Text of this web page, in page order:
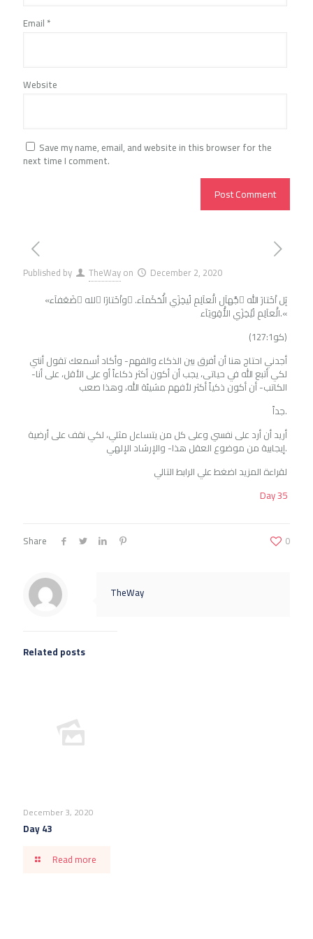
Email *
Website
Save my name, email, and website in this browser for the
next time I comment.
Published by TheWayon
December 2, 2020
«بَِل اْخَتارَ الله ُجَّهاَل الَْعاَلِمِ لُيخِزَي الُْحَكَماَء. َواْخَتارَا ُلله ُضَعَفاَء
الَْعاَلِمِ لُيْخِزَي الأَْقِويَاَء.«
(1كو27:1)
أجدني احتاج هنا أن أفرق بين الذكاء والفهم- وأكاد أسمعك تقول أنني
لكي أتبع الله في حياتى، يجب أن أكون أكثر ذكاءاً أو على الأقل، على أنا-
الكاتب- أن أكون ذكياً أكثر لأفهم مشيئة الله، وهذا صعب
جداً.
أريد أن أرد على نفسي وعلى كل من يتساءل مثلي، لكي نقف على أرضية
إيجابية من موضوع العقل هذا- والإرشاد الإلهي.
لقراءة المزيد اضغط علي الرابط التالي
Day 35
Share 0
TheWay
Related posts
December 3, 2020
Day 43
Read more